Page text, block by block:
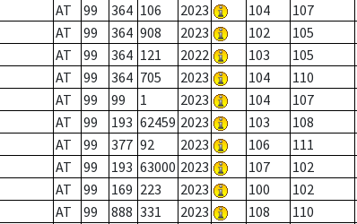
AT 99 364 106 2023 104 107
AT 99 364 908 2023 102 105
AT 99 364 121 2022 103 105
AT 99 364 705 2023 104 110
AT 99 99 1 2023 104 107
AT 99 193 62459 2023 103 108
AT 99 377 92 2023 106 111
AT 99 193 63000 2023 107 102
AT 99 169 223 2023 100 102
AT 99 888 331 2023 108 110